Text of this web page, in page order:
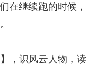
在继续跑的时候，
识风云人物，读